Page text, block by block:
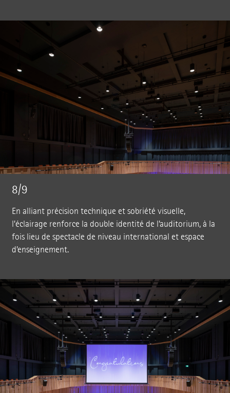
8/9
En alliant précision technique et sobriété visuelle,
l’éclairage renforce la double identité de l’auditorium, à la
fois lieu de spectacle de niveau international et espace
d’enseignement.